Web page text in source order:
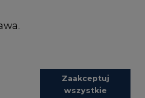
Zaakceptuj
wszystkie